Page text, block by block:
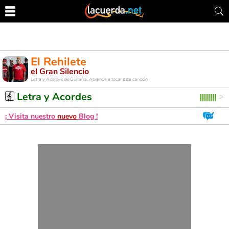
El Rehilete
el Gran Silencio
Letra y Acordes de Guitarra. Aprende a tocar esta canción
Letra y Acordes
¡ Visita nuestro nuevo Blog !